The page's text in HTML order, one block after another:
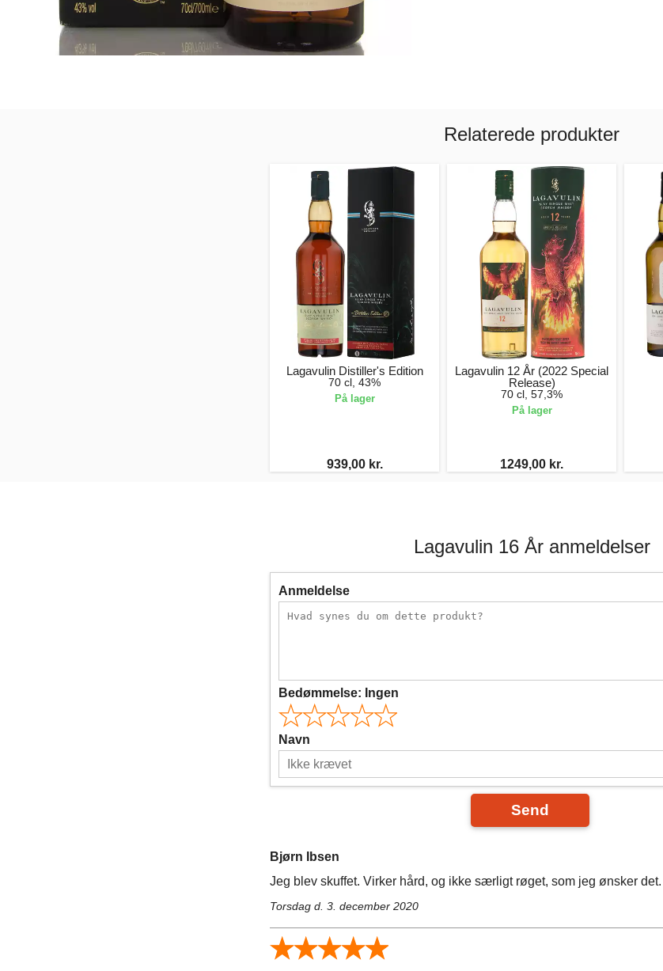
Relaterede produkter
Lagavulin Distiller's Edition
70 cl, 43%
På lager
939,00 kr.
Lagavulin 12 År (2022 Special
Release)
70 cl, 57,3%
På lager
1249,00 kr.
Lagavulin 16 År anmeldelser
Anmeldelse
Bedømmelse: Ingen
Navn
Send
Bjørn Ibsen
Jeg blev skuffet. Virker hård, og ikke særligt røget, som jeg ønsker det.
Torsdag d. 3. december 2020